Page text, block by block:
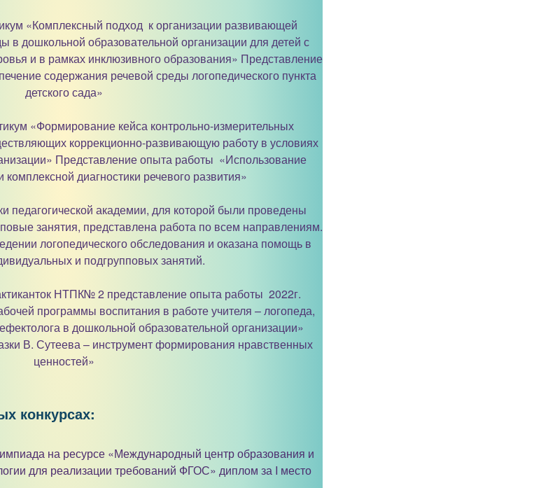
«Комплексный подход к организации развивающей
в дошкольной образовательной организации для детей с
и в рамках инклюзивного образования» Представление
содержания речевой среды логопедического пункта
детского сада»
«Формирование кейса контрольно-измерительных
коррекционно-развивающую работу в условиях
Представление опыта работы «Использование
комплексной диагностики речевого развития»
педагогической академии, для которой были проведены
занятия, представлена работа по всем направлениям.
логопедического обследования и оказана помощь в
и подгрупповых занятий.
НТПК№ 2 представление опыта работы 2022г.
программы воспитания в работе учителя – логопеда,
в дошкольной образовательной организации»
В. Сутеева – инструмент формирования нравственных
ценностей»
конкурсах:
на ресурсе «Международный центр образования и
для реализации требований ФГОС» диплом за I место